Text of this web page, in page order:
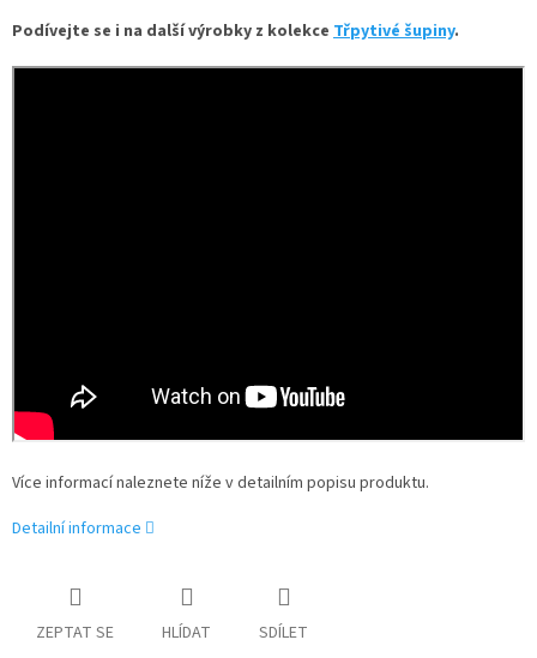
Podívejte se i na další výrobky z kolekce Třpytivé šupiny.
Více informací naleznete níže v detailním popisu produktu.
Detailní informace
ZEPTAT SE HLÍDAT SDÍLET